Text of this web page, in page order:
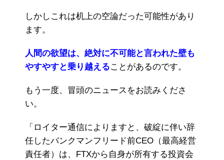
しかしこれは机上の空論だった可能性があり
ます。
人間の欲望は、絶対に不可能と言われた壁も
やすやすと乗り越えることがあるのです。
もう一度、冒頭のニュースをお読みくださ
い。
「ロイター通信によりますと、破綻に伴い辞
任したバンクマンフリード前CEO（最高経営
責任者）は、FTXから自身が所有する投資会